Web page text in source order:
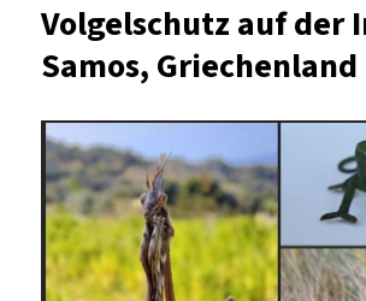
Volgelschutz auf der
Samos, Griechenland